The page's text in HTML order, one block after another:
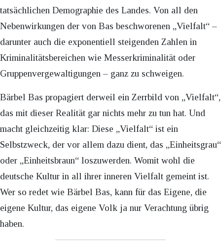
tatsächlichen Demographie des Landes. Von all den
Nebenwirkungen der von Bas beschworenen „Vielfalt“ –
darunter auch die exponentiell steigenden Zahlen in
Kriminalitätsbereichen wie Messerkriminalität oder
Gruppenvergewaltigungen – ganz zu schweigen.
Bärbel Bas propagiert derweil ein Zerrbild von „Vielfalt“,
das mit dieser Realität gar nichts mehr zu tun hat. Und
macht gleichzeitig klar: Diese „Vielfalt“ ist ein
Selbstzweck, der vor allem dazu dient, das „Einheitsgrau“
oder „Einheitsbraun“ loszuwerden. Womit wohl die
deutsche Kultur in all ihrer inneren Vielfalt gemeint ist.
Wer so redet wie Bärbel Bas, kann für das Eigene, die
eigene Kultur, das eigene Volk ja nur Verachtung übrig
haben.